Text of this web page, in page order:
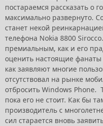
постараемся рассказать о
максимально развернуто.
станет некой
телефона Nokia 8800
премиальным, как и его
оценить настоящие
как заявляют многие
отсутствовал на рынке
отбросить Windows Phone.
пока его не стоит. Как бы
производитель с
сил старается вновь